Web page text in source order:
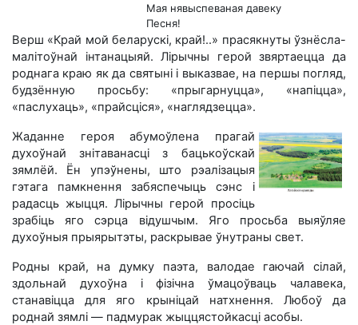
Мая нявыспеваная давеку
Песня!
Верш «Край мой беларускі, край!..» прасякнуты ўзнёсла-
малітоўнай інтанацыяй. Лірычны герой звяртаецца да
роднага краю як да святыні і выказвае, на першы погляд,
будзённую просьбу: «прыгарнуцца», «напіцца»,
«паслухаць», «прайсціся», «наглядзецца».
Жаданне героя абумоўлена прагай
духоўнай знітаванасці з бацькоўскай
зямлёй. Ён упэўнены, што рэалізацыя
гэтага памкнення забяспечыць сэнс і
радасць жыцця. Лірычны герой просіць
зрабіць яго сэрца відушчым. Яго просьба выяўляе
духоўныя прыярытэты, раскрывае ўнутраны свет.
Родны край, на думку паэта, валодае гаючай сілай,
здольнай духоўна і фізічна ўмацоўваць чалавека,
станавіцца для яго крыніцай натхнення. Любоў да
роднай зямлі — падмурак жыццястойкасці асобы.